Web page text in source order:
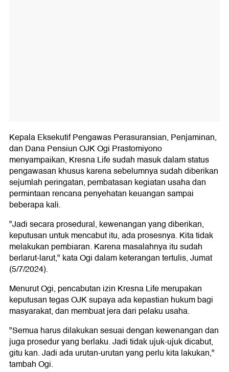
Kepala Eksekutif Pengawas Perasuransian, Penjaminan,
dan Dana Pensiun OJK Ogi Prastomiyono
menyampaikan, Kresna Life sudah masuk dalam status
pengawasan khusus karena sebelumnya sudah diberikan
sejumlah peringatan, pembatasan kegiatan usaha dan
permintaan rencana penyehatan keuangan sampai
beberapa kali.
"Jadi secara prosedural, kewenangan yang diberikan,
keputusan untuk mencabut itu, ada prosesnya. Kita tidak
melakukan pembiaran. Karena masalahnya itu sudah
berlarut-larut," kata Ogi dalam keterangan tertulis, Jumat
(5/7/2024).
Menurut Ogi, pencabutan izin Kresna Life merupakan
keputusan tegas OJK supaya ada kepastian hukum bagi
masyarakat, dan membuat jera dari pelaku usaha.
"Semua harus dilakukan sesuai dengan kewenangan dan
juga prosedur yang berlaku. Jadi tidak ujuk-ujuk dicabut,
gitu kan. Jadi ada urutan-urutan yang perlu kita lakukan,"
tambah Ogi.